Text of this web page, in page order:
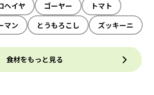
ヘイヤ ゴーヤー
トマト
マン とうもろこし ズッキーニ
食材をもっと見る